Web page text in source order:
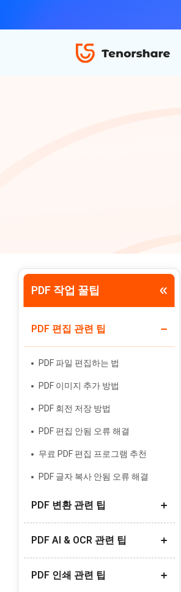
iAnyGo
iOS 18 베타 포함
ReiBoot -
A-B-C 처럼 안드
비밀번호 없이 아
4uKey - 안드로
안드로이드 화면
탈옥 필요없이 위
간단하고 안전한
맥에서 Al를 사용
PDF 작업 꿀팁
PDF 편집 관련 팁
PDF 파일 편집하는 법
PDF 이미지 추가 방법
PDF 회전 저장 방법
PDF 편집 안됨 오류 해결
무료 PDF 편집 프로그램 추천
PDF 글자 복사 안됨 오류 해결
PDF 변환 관련 팁
PDF 링크(URL) 만들기 방법
PDF AI & OCR 관련 팁
무료 PDF 요약 AI 도구 추천
PDF 인쇄 관련 팁